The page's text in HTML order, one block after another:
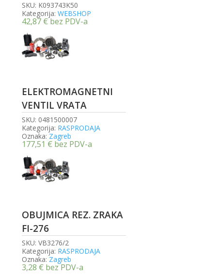
SKU: K093743K50
Kategorija: WEBSHOP
42,87 €bez PDV-a
ELEKTROMAGNETNI
VENTIL VRATA
SKU: 0481500007
Kategorija: RASPRODAJA
Oznaka: Zagreb
177,51 € bez PDV-a
OBUJMICA REZ. ZRAKA
FI-276
SKU: VB3276/2
Kategorija: RASPRODAJA
Oznaka: Zagreb
3,28 € bez PDV-a